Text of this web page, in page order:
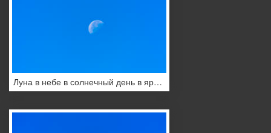
Луна в небе в солнечный день в ярком синем небе